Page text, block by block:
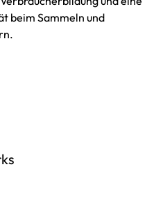
beim Sammeln und